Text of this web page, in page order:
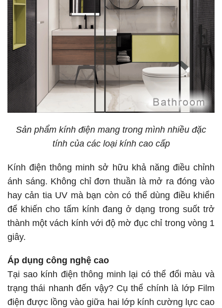
Sản phẩm kính điện mang trong mình nhiều đặc
tính của các loại kính cao cấp
Kính điện thông minh sở hữu khả năng điều chỉnh
ánh sáng. Không chỉ đơn thuần là mở ra đóng vào
hay cản tia UV mà bạn còn có thể dùng điều khiển
để khiến cho tấm kính đang ở dạng trong suốt trở
thành một vách kính với độ mờ đục chỉ trong vòng 1
giây.
Áp dụng công nghệ cao
Tại sao kính điện thông minh lại có thể đổi màu và
trạng thái nhanh đến vậy? Cụ thể chính là lớp Film
điện được lồng vào giữa hai lớp kính cường lực cao